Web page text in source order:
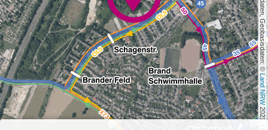
, Kartendaten, Geobasisdaten: ©
Land NRW